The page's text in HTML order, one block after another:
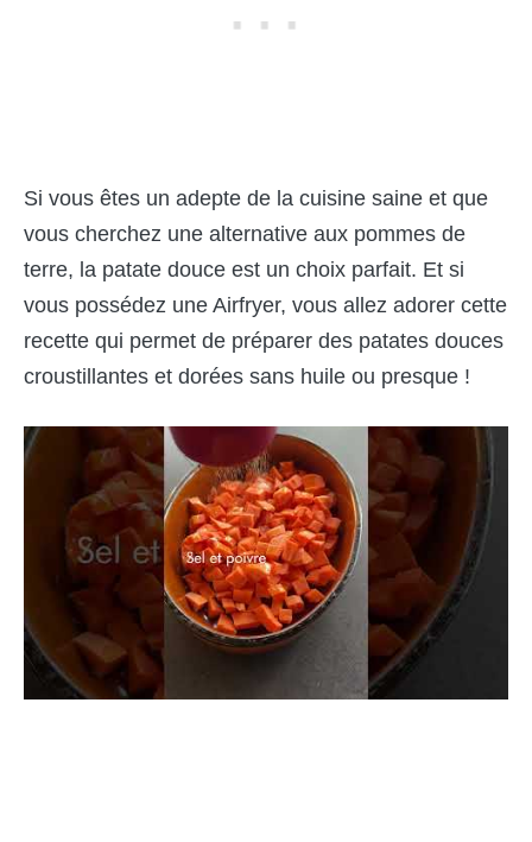
Si vous êtes un adepte de la cuisine saine et que
vous cherchez une alternative aux pommes de
terre, la patate douce est un choix parfait. Et si
vous possédez une Airfryer, vous allez adorer cette
recette qui permet de préparer des patates douces
croustillantes et dorées sans huile ou presque !